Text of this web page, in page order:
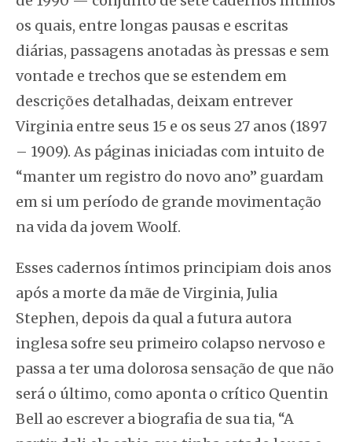
os quais, entre longas pausas e escritas
diárias, passagens anotadas às pressas e sem
vontade e trechos que se estendem em
descrições detalhadas, deixam entrever
Virginia entre seus 15 e os seus 27 anos (1897
– 1909). As páginas iniciadas com intuito de
“manter um registro do novo ano” guardam
em si um período de grande movimentação
na vida da jovem Woolf.
Esses cadernos íntimos principiam dois anos
após a morte da mãe de Virginia, Julia
Stephen, depois da qual a futura autora
inglesa sofre seu primeiro colapso nervoso e
passa a ter uma dolorosa sensação de que não
será o último, como aponta o crítico Quentin
Bell ao escrever a biografia de sua tia, “A